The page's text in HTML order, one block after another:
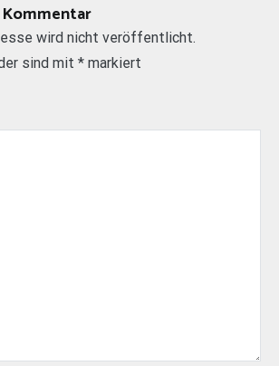
wird nicht veröffentlicht.
sind mit * markiert